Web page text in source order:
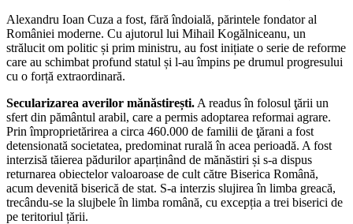
Alexandru Ioan Cuza a fost, fără îndoială, părintele fondator al
României moderne. Cu ajutorul lui Mihail Kogălniceanu, un
strălucit om politic și prim ministru, au fost inițiate o serie de reforme
care au schimbat profund statul și l-au împins pe drumul progresului
cu o forță extraordinară.
Secularizarea averilor mănăstirești. A readus în folosul ţării un
sfert din pământul arabil, care a permis adoptarea reformai agrare.
Prin împroprietărirea a circa 460.000 de familii de ţărani a fost
detensionată societatea, predominat rurală în acea perioadă. A fost
interzisă tăierea pădurilor aparținând de mănăstiri și s-a dispus
returnarea obiectelor valoaroase de cult către Biserica Română,
acum devenită biserică de stat. S-a interzis slujirea în limba greacă,
trecându-se la slujbele în limba română, cu excepția a trei biserici de
pe teritoriul țării.